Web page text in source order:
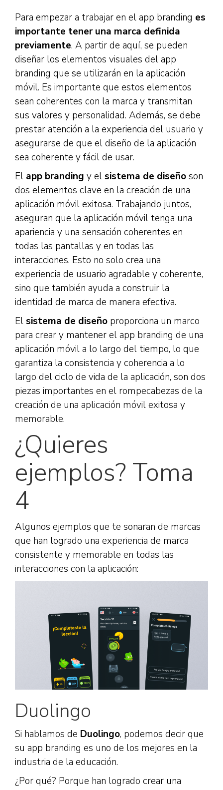
Para empezar a trabajar en el app branding es
importante tener una marca definida
previamente. A partir de aquí, se pueden
diseñar los elementos visuales del app
branding que se utilizarán en la aplicación
móvil. Es importante que estos elementos
sean coherentes con la marca y transmitan
sus valores y personalidad. Además, se debe
prestar atención a la experiencia del usuario y
asegurarse de que el diseño de la aplicación
sea coherente y fácil de usar.
El app branding y elsistema de diseñoson
dos elementos clave en la creación de una
aplicación móvil exitosa. Trabajando juntos,
aseguran que la aplicación móvil tenga una
apariencia y una sensación coherentes en
todas las pantallas y en todas las
interacciones. Esto no solo crea una
experiencia de usuario agradable y coherente,
sino que también ayuda a construir la
identidad de marca de manera efectiva.
Elsistema de diseño proporciona un marco
para crear y mantener el app branding de una
aplicación móvil a lo largo del tiempo, lo que
garantiza la consistencia y coherencia a lo
largo del ciclo de vida de la aplicación, son dos
piezas importantes en el rompecabezas de la
creación de una aplicación móvil exitosa y
memorable.
¿Quieres
ejemplos? Toma
4
Algunos ejemplos que te sonaran de marcas
que han logrado una experiencia de marca
consistente y memorable en todas las
interacciones con la aplicación:
Duolingo
Si hablamos de Duolingo, podemos decir que
su app branding es uno de los mejores en la
industria de la educación.
¿Por qué? Porque han logrado crear una